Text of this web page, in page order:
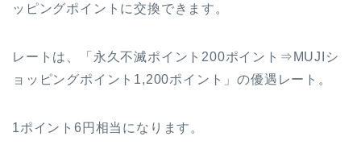
ッピングポイントに交換できます。
レートは、「永久不滅ポイント200ポイント⇒MUJIシ
ョッピングポイント1,200ポイント」の優遇レート。
1ポイント6円相当になります。